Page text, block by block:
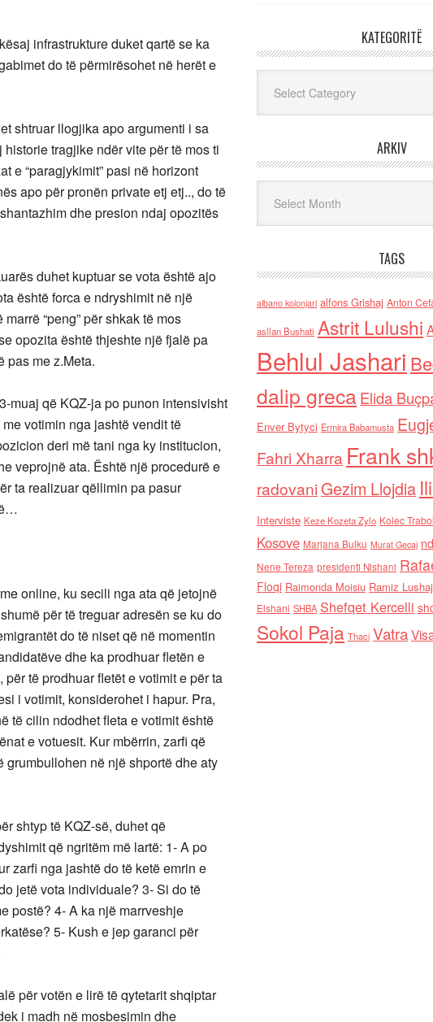
infrastrukture duket qartë se ka
do të përmirësohet në herët e
shtruar llogjika apo argumenti i sa
tragjike ndër vite për të mos ti
e “paragjykimit” pasi në horizont
apo për pronën private etj etj.., do të
dhe presion ndaj opozitës
duhet kuptuar se vota është ajo
është forca e ndryshimit në një
“peng” për shkak të mos
opozita është thjeshte një fjalë pa
pas me z.Meta.
muaj që KQZ-ja po punon intensivisht
votimin nga jashtë vendit të
deri më tani nga ky institucion,
veprojnë ata. Është një procedurë e
ta realizuar qëllimin pa pasur
online, ku secili nga ata që jetojnë
për të treguar adresën se ku do
do të niset që në momentin
dhe ka prodhuar fletën e
të prodhuar fletët e votimit e për ta
i votimit, konsiderohet i hapur. Pra,
të cilin ndodhet fleta e votimit është
e votuesit. Kur mbërrin, zarfi që
grumbullohen në një shportë dhe aty
shtyp të KQZ-së, duhet që
që ngritëm më lartë: 1- A po
zarfi nga jashtë do të ketë emrin e
jetë vota individuale? 3- Si do të
postë? 4- A ka një marrveshje
5- Kush e jep garanci për
për votën e lirë të qytetarit shqiptar
i madh në mosbesimin dhe
KATEGORITË
ARKIV
TAGS
albano kolonjari alfons Grishaj Anton
asllan Bushati Astrit Lulushi
Behlul Jashari
dalip grecaElida
Enver Bytyci Ermira Babamusta
Fahri Xharra Frank
radovaniGezim Llojdia
Interviste Keze Kozeta Zylo Kolec
Kosove Marjana Bulku Murat Gecaj
Nene Tereza presidenti Nishani
Floqi Raimonda Moisiu Ramiz Lushaj
Elshani SHBA Shefqet Kercelli
Sokol Paja Thaci Vatra